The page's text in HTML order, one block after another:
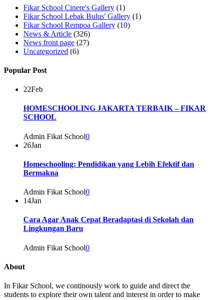
Fikar School Cinere's Gallery (1)
Fikar School Lebak Bulus' Gallery (1)
Fikar School Rempoa Gallery (10)
News & Article (326)
News front page (27)
Uncategorized (6)
Popular Post
22Feb
HOMESCHOOLING JAKARTA TERBAIK – FIKAR
SCHOOL
Admin Fikat School0
26Jan
Homeschooling: Pendidikan yang Lebih Efektif dan
Bermakna
Admin Fikat School0
14Jan
Cara Agar Anak Cepat Beradaptasi di Sekolah dan
Lingkungan Baru
Admin Fikat School0
About
In Fikar School, we continously work to guide and direct the
students to explore their own talent and interest in order to make